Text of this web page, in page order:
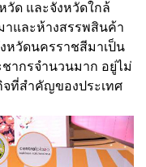
วัด และจังหวัดใกล้
าและห้างสรรพสินค้า
หวัดนครราชสีมาเป็น
ชากรจำนวนมาก อยู่ไม่
จที่สำคัญของประเทศ